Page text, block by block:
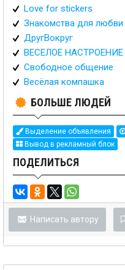
Love for stickers
Знакомства для любви
ДругВокруг
ВЕСЕЛОЕ НАСТРОЕНИЕ
Свободное общение
Весёлая компашка
БОЛЬШЕ ЛЮДЕЙ
Выделение объявления
Вывод в рекламный блок
ПОДЕЛИТЬСЯ
Написать автору